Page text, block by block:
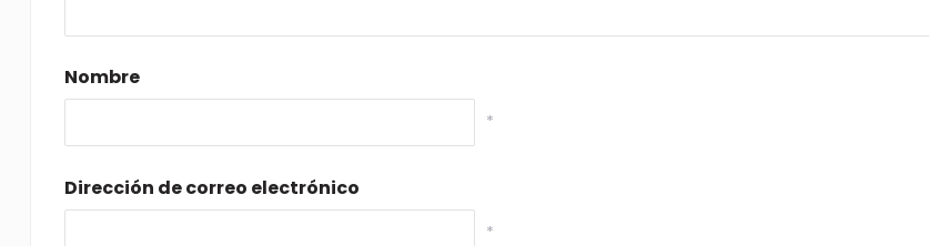
Nombre
*
Dirección de correo electrónico
*